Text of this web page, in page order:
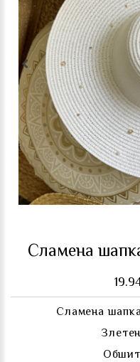
Сламена
Сламена